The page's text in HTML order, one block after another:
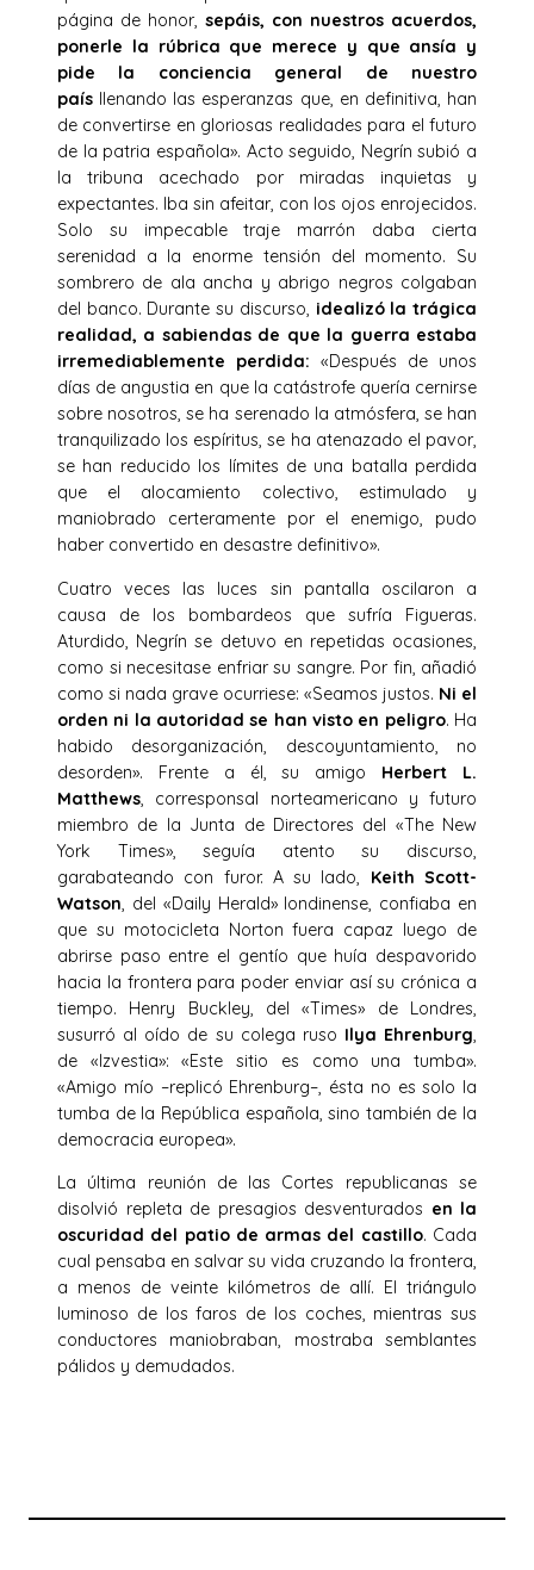
página de honor, sepáis, con nuestros acuerdos,
ponerle la rúbrica que merece y que ansía y
pide la conciencia general de nuestro
país llenando las esperanzas que, en definitiva, han
de convertirse en gloriosas realidades para el futuro
de la patria española». Acto seguido, Negrín subió a
la tribuna acechado por miradas inquietas y
expectantes. Iba sin afeitar, con los ojos enrojecidos.
Solo su impecable traje marrón daba cierta
serenidad a la enorme tensión del momento. Su
sombrero de ala ancha y abrigo negros colgaban
del banco. Durante su discurso, idealizó la trágica
realidad, a sabiendas de que la guerra estaba
irremediablemente perdida: «Después de unos
días de angustia en que la catástrofe quería cernirse
sobre nosotros, se ha serenado la atmósfera, se han
tranquilizado los espíritus, se ha atenazado el pavor,
se han reducido los límites de una batalla perdida
que el alocamiento colectivo, estimulado y
maniobrado certeramente por el enemigo, pudo
haber convertido en desastre definitivo».
Cuatro veces las luces sin pantalla oscilaron a
causa de los bombardeos que sufría Figueras.
Aturdido, Negrín se detuvo en repetidas ocasiones,
como si necesitase enfriar su sangre. Por fin, añadió
como si nada grave ocurriese: «Seamos justos. Ni el
orden ni la autoridad se han visto en peligro. Ha
habido desorganización, descoyuntamiento, no
desorden». Frente a él, su amigo Herbert L.
Matthews , corresponsal norteamericano y futuro
miembro de la Junta de Directores del «The New
York Times», seguía atento su discurso,
garabateando con furor. A su lado, Keith Scott-
Watson , del «Daily Herald» londinense, confiaba en
que su motocicleta Norton fuera capaz luego de
abrirse paso entre el gentío que huía despavorido
hacia la frontera para poder enviar así su crónica a
tiempo. Henry Buckley, del «Times» de Londres,
susurró al oído de su colega ruso Ilya Ehrenburg
de «Izvestia»: «Este sitio es como una tumba».
«Amigo mío –replicó Ehrenburg–, ésta no es solo la
tumba de la República española, sino también de la
democracia europea».
La última reunión de las Cortes republicanas se
disolvió repleta de presagios desventurados en la
oscuridad del patio de armas del castillo. Cada
cual pensaba en salvar su vida cruzando la frontera,
a menos de veinte kilómetros de allí. El triángulo
luminoso de los faros de los coches, mientras sus
conductores maniobraban, mostraba semblantes
pálidos y demudados.